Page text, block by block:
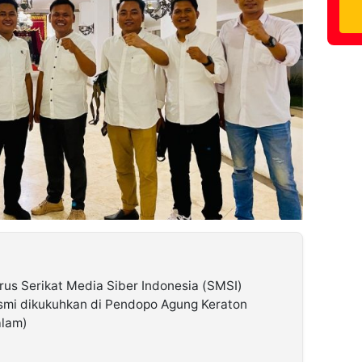
Serikat Media Siber Indonesia (SMSI)
dikukuhkan di Pendopo Agung Keraton